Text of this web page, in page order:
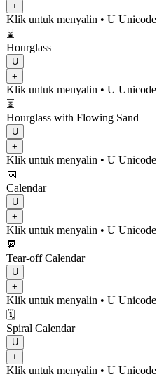
+
Klik untuk menyalin • U Unicode
⌛
Hourglass
U
+
Klik untuk menyalin • U Unicode
⏳
Hourglass with Flowing Sand
U
+
Klik untuk menyalin • U Unicode
📅
Calendar
U
+
Klik untuk menyalin • U Unicode
📆
Tear-off Calendar
U
+
Klik untuk menyalin • U Unicode
🗓️
Spiral Calendar
U
+
Klik untuk menyalin • U Unicode